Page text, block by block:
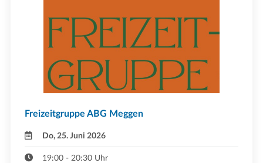
Freizeitgruppe ABG Meggen
Do, 25. Juni 2026
19:00 - 20:30 Uhr